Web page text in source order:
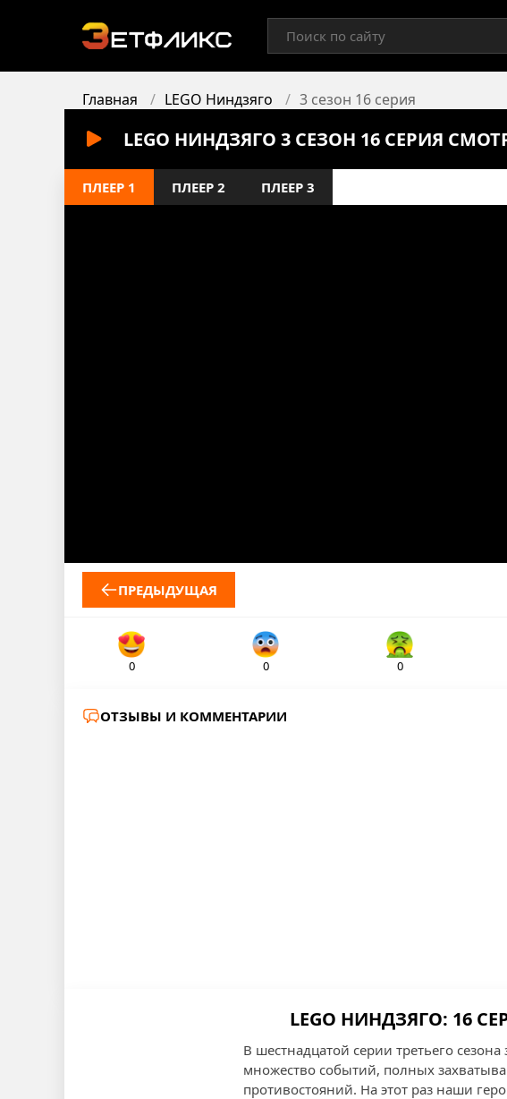
Главная LEGO Ниндзяго 3 сезон 16 серия
LEGO НИНДЗЯГО 3 СЕЗОН 16 СЕРИЯ
ПЛЕЕР 1 ПЛЕЕР 2 ПЛЕЕР 3
ПРЕДЫДУЩАЯ
0 0 0
ОТЗЫВЫ И КОММЕНТАРИИ
LEGO НИНДЗЯГО: 16
В шестнадцатой серии третьего
множество событий, полных
противостояний. На этот раз наши